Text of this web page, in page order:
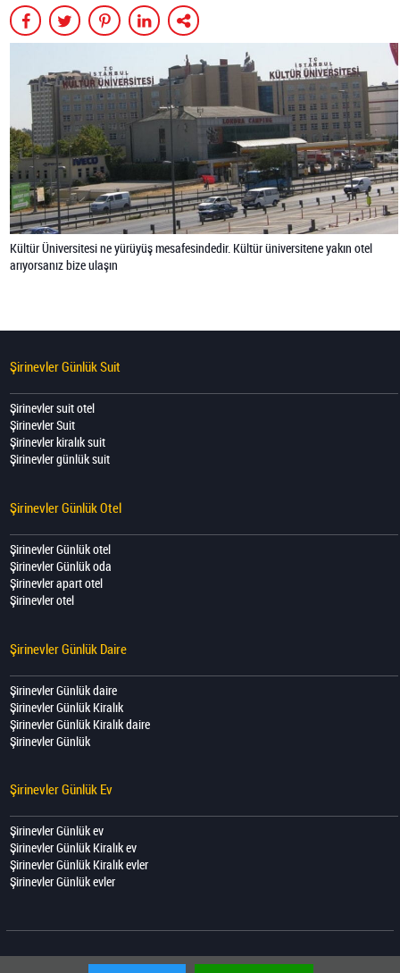
Kültür Üniversitesi ne yürüyüş mesafesindedir. Kültür üniversitene yakın otel
arıyorsanız bize ulaşın
Şirinevler Günlük Suit
Şirinevler suit otel
Şirinevler Suit
Şirinevler kiralık suit
Şirinevler günlük suit
Şirinevler Günlük Otel
Şirinevler Günlük otel
Şirinevler Günlük oda
Şirinevler apart otel
Şirinevler otel
Şirinevler Günlük Daire
Şirinevler Günlük daire
Şirinevler Günlük Kiralık
Şirinevler Günlük Kiralık daire
Şirinevler Günlük
Şirinevler Günlük Ev
Şirinevler Günlük ev
Şirinevler Günlük Kiralık ev
Şirinevler Günlük Kiralık evler
Şirinevler Günlük evler
Copyright © 2020 Şirinevler Suit Otel | Tüm hakları saklıdır.